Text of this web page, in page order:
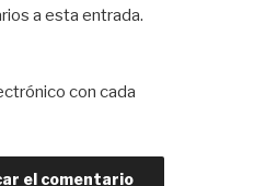
a esta entrada.
con cada